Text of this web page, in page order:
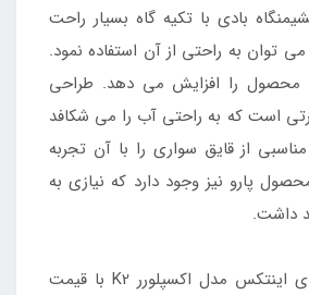
بادی با تکیه گاه بسیار راحت
توان به راحتی از آن استفاده نمود.
محصول را افزایش می دهد. طراحی
است که به راحتی آب را می شکافد
از قایق سواری را با آن تجربه
پارو نیز وجود دارد که نیازی به
داشت.
برای خرید قایق بادی اینتکس مدل اکسپلورر K2 با قیمت